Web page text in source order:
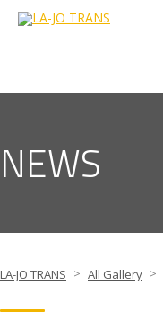
NEWS
LA-JO TRANS > All Gallery >